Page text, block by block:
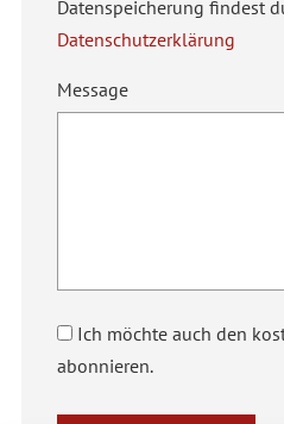
Datenspeicherung findest
Datenschutzerklärung
Message
Ich möchte auch den
abonnieren.